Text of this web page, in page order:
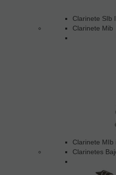
Clarinete SIb
Clarinete Mib
Clarinete MIb
Clarinetes